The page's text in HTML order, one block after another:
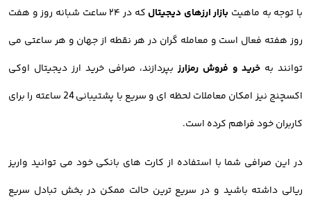
با توجه به ماهیت بازار ارزهای دیجیتال
که در ۲۴ ساعت شبانه روز و هفت
روز هفته فعال است و معامله گران در هر نقطه از جهان و هر ساعتی می
توانند به خرید و فروش رمزارز بپردازند، صرافی خرید ارز دیجیتال اوکی
اکسچنج نیز امکان معاملات لحظه ای و سریع با پشتیبانی 24 ساعته را برای
کاربران خود فراهم کرده است.
در این صرافی شما با استفاده از کارت های بانکی خود می توانید واریز
ریالی داشته باشید و در سریع ترین حالت ممکن در بخش تبادل سریع